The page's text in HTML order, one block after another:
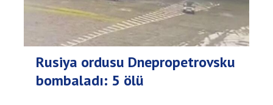
Rusiya ordusu Dnepropetrovsku
bombaladı: 5 ölü